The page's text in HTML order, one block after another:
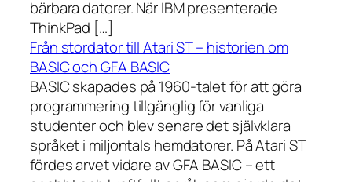
bärbara datorer. När IBM presenterade
ThinkPad […]
Från stordator till Atari ST – historien om
BASIC och GFA BASIC
BASIC skapades på 1960-talet för att göra
programmering tillgänglig för vanliga
studenter och blev senare det självklara
språket i miljontals hemdatorer. På Atari ST
fördes arvet vidare av GFA BASIC – ett